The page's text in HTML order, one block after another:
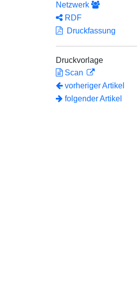
Netzwerk
RDF
Druckfassung
Druckvorlage
Scan
vorheriger Artikel
folgender Artikel